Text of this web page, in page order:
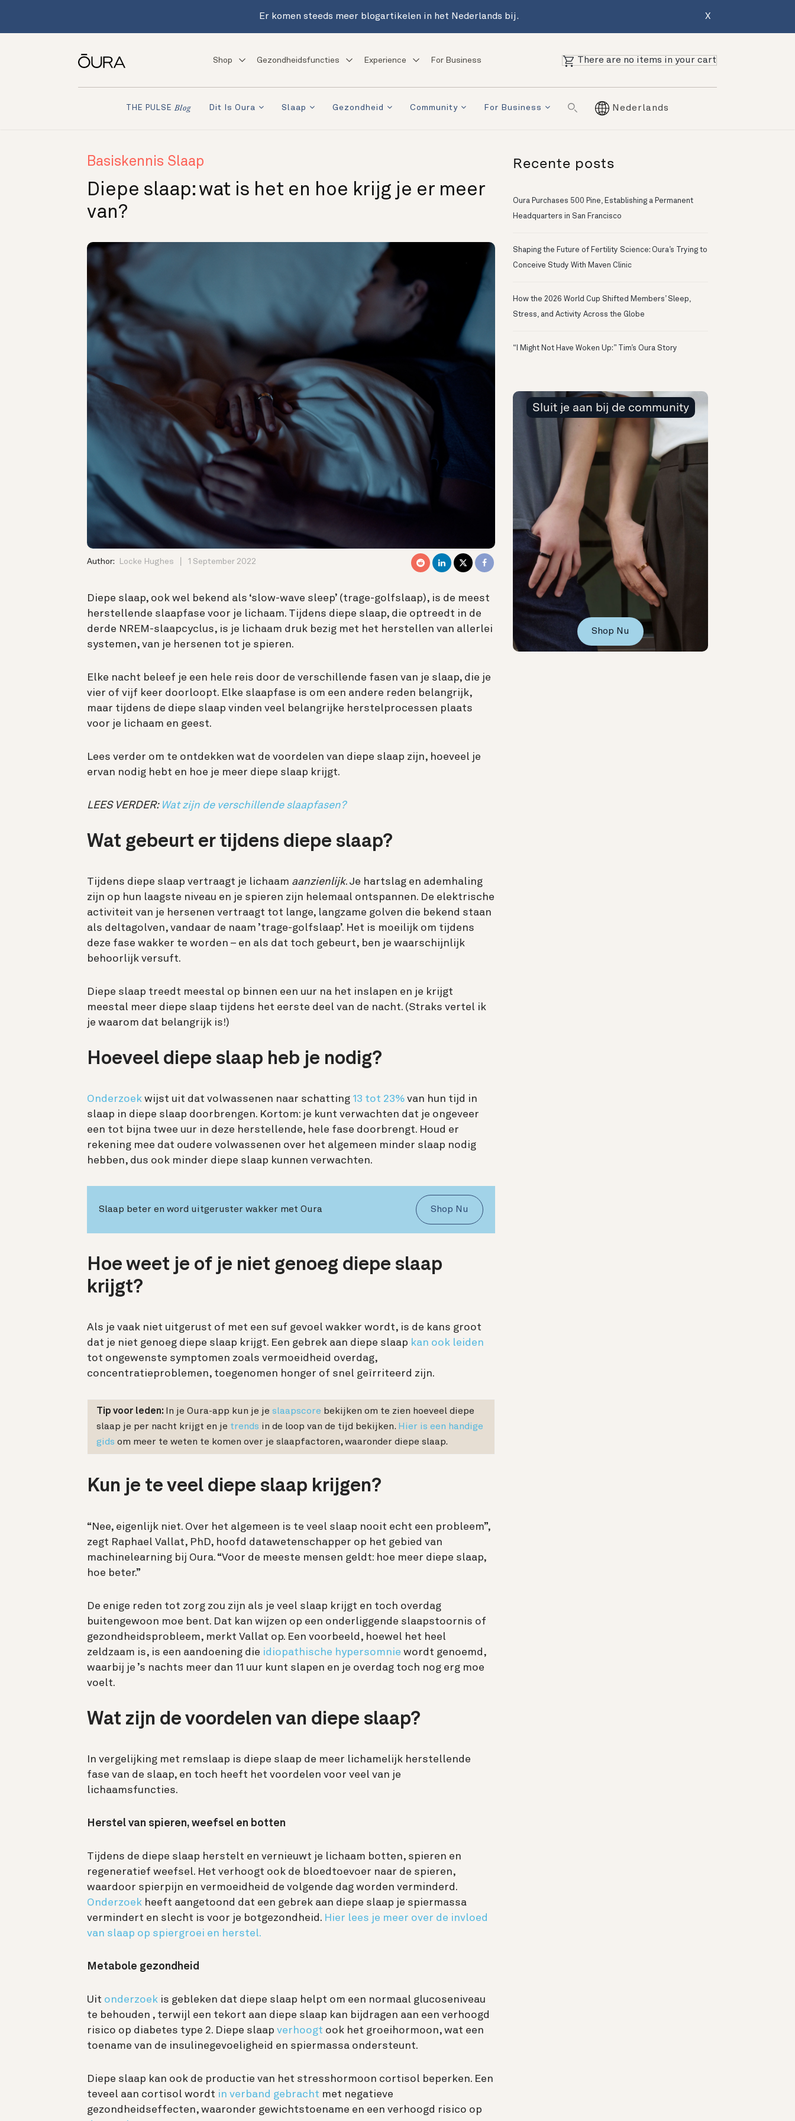
Er komen steeds meer blogartikelen in het Nederlands bij. X
Shop Gezondheidsfuncties Experience For Business There are no items in your cart
THE PULSE Blog Dit Is Oura Slaap Gezondheid Community For Business Nederlands
Basiskennis Slaap
Diepe slaap: wat is het en hoe krijg je er meer
van?
Author: Locke Hughes 1 September 2022
Diepe slaap, ook wel bekend als ‘slow-wave sleep’ (trage-golfslaap), is de meest
herstellende slaapfase voor je lichaam. Tijdens diepe slaap, die optreedt in de
derde NREM-slaapcyclus, is je lichaam druk bezig met het herstellen van allerlei
systemen, van je hersenen tot je spieren.
Elke nacht beleef je een hele reis door de verschillende fasen van je slaap, die je
vier of vijf keer doorloopt. Elke slaapfase is om een andere reden belangrijk,
maar tijdens de diepe slaap vinden veel belangrijke herstelprocessen plaats
voor je lichaam en geest.
Lees verder om te ontdekken wat de voordelen van diepe slaap zijn, hoeveel je
ervan nodig hebt en hoe je meer diepe slaap krijgt.
LEES VERDER: Wat zijn de verschillende slaapfasen?
Wat gebeurt er tijdens diepe slaap?
Tijdens diepe slaap vertraagt je lichaam aanzienlijk. Je hartslag en ademhaling
zijn op hun laagste niveau en je spieren zijn helemaal ontspannen. De elektrische
activiteit van je hersenen vertraagt tot lange, langzame golven die bekend staan
als deltagolven, vandaar de naam ’trage-golfslaap’. Het is moeilijk om tijdens
deze fase wakker te worden – en als dat toch gebeurt, ben je waarschijnlijk
behoorlijk versuft.
Diepe slaap treedt meestal op binnen een uur na het inslapen en je krijgt
meestal meer diepe slaap tijdens het eerste deel van de nacht. (Straks vertel ik
je waarom dat belangrijk is!)
Hoeveel diepe slaap heb je nodig?
Onderzoek wijst uit dat volwassenen naar schatting 13 tot 23% van hun tijd in
slaap in diepe slaap doorbrengen. Kortom: je kunt verwachten dat je ongeveer
een tot bijna twee uur in deze herstellende, hele fase doorbrengt. Houd er
rekening mee dat oudere volwassenen over het algemeen minder slaap nodig
hebben, dus ook minder diepe slaap kunnen verwachten.
Slaap beter en word uitgeruster wakker met Oura Shop Nu
Hoe weet je of je niet genoeg diepe slaap
krijgt?
Als je vaak niet uitgerust of met een suf gevoel wakker wordt, is de kans groot
dat je niet genoeg diepe slaap krijgt. Een gebrek aan diepe slaap kan ook leiden
tot ongewenste symptomen zoals vermoeidheid overdag,
concentratieproblemen, toegenomen honger of snel geïrriteerd zijn.
Tip voor leden: In je Oura-app kun je je slaapscore bekijken om te zien hoeveel diepe
slaap je per nacht krijgt en je trends in de loop van de tijd bekijken. Hier is een handige
gids om meer te weten te komen over je slaapfactoren, waaronder diepe slaap.
Kun je te veel diepe slaap krijgen?
“Nee, eigenlijk niet. Over het algemeen is te veel slaap nooit echt een probleem”,
zegt Raphael Vallat, PhD, hoofd datawetenschapper op het gebied van
machinelearning bij Oura. “Voor de meeste mensen geldt: hoe meer diepe slaap,
hoe beter.”
De enige reden tot zorg zou zijn als je veel slaap krijgt en toch overdag
buitengewoon moe bent. Dat kan wijzen op een onderliggende slaapstoornis of
gezondheidsprobleem, merkt Vallat op. Een voorbeeld, hoewel het heel
zeldzaam is, is een aandoening die idiopathische hypersomnie wordt genoemd,
waarbij je ’s nachts meer dan 11 uur kunt slapen en je overdag toch nog erg moe
voelt.
Wat zijn de voordelen van diepe slaap?
In vergelijking met remslaap is diepe slaap de meer lichamelijk herstellende
fase van de slaap, en toch heeft het voordelen voor veel van je
lichaamsfuncties.
Herstel van spieren, weefsel en botten
Tijdens de diepe slaap herstelt en vernieuwt je lichaam botten, spieren en
regeneratief weefsel. Het verhoogt ook de bloedtoevoer naar de spieren,
waardoor spierpijn en vermoeidheid de volgende dag worden verminderd.
Onderzoek heeft aangetoond dat een gebrek aan diepe slaap je spiermassa
vermindert en slecht is voor je botgezondheid. Hier lees je meer over de invloed
van slaap op spiergroei en herstel.
Metabole gezondheid
Uit onderzoek is gebleken dat diepe slaap helpt om een normaal glucoseniveau
te behouden , terwijl een tekort aan diepe slaap kan bijdragen aan een verhoogd
risico op diabetes type 2. Diepe slaap verhoogt ook het groeihormoon, wat een
toename van de insulinegevoeligheid en spiermassa ondersteunt.
Diepe slaap kan ook de productie van het stresshormoon cortisol beperken. Een
teveel aan cortisol wordt in verband gebracht met negatieve
gezondheidseffecten, waaronder gewichtstoename en een verhoogd risico op
Recente posts
Oura Purchases 500 Pine, Establishing a Permanent
Headquarters in San Francisco
Shaping the Future of Fertility Science: Oura’s Trying to
Conceive Study With Maven Clinic
How the 2026 World Cup Shifted Members’ Sleep,
Stress, and Activity Across the Globe
“I Might Not Have Woken Up:” Tim’s Oura Story
Sluit je aan bij de community
Shop Nu